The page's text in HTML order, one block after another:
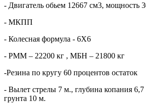
- Двигатель обьем 12667 см3, мощность
- МКПП
- Колесная формула - 6Х6
- РММ – 22200 кг , МБН – 21800 кг
-Резина по кругу 60 процентов остаток
- Вылет стрелы 7 м., глубина копания 6,7
грунта 10 м.